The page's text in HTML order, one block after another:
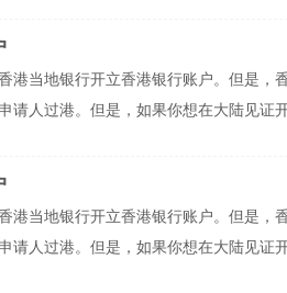
港当地银行开立香港银行账户。但是
请人过港。但是，如果你想在大陆见
港当地银行开立香港银行账户。但是
请人过港。但是，如果你想在大陆见